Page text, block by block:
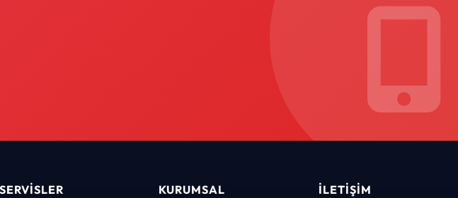
SERVISLER KURUMSAL İLETIŞIM